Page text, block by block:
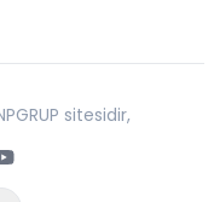
sitesidir,